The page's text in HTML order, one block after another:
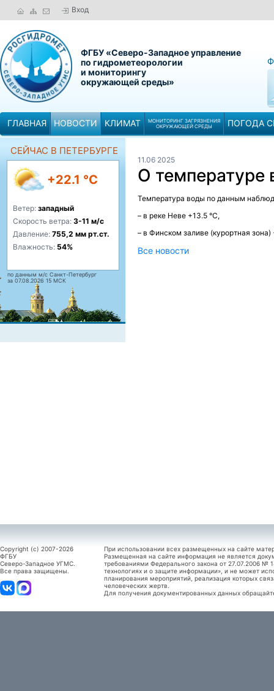
Вход
ФГБУ «Северо-Западное управление
по гидрометеорологии
и мониторингу
окружающей среды»
ГЛАВНАЯ НОВОСТИ КЛИМАТ
МОНИТОРИНГ ЗАГРЯЗНЕНИЯ
ОКРУЖАЮЩЕЙ СРЕДЫ
ПОГОДА
СЕЙЧАС В ПЕТЕРБУРГЕ
+22.1 °C
Ветер: западный
Скорость ветра: 3-11 м/с
Давление: 755,2 мм рт.ст.
Влажность: 54%
по данным м/с Санкт-Петербург
за 07.08.2026 15 МСК
11.06 2025
О температуре
Температура воды по данным
– в реке Неве +13.5 °C,
– в Финском заливе (курортная зона)
Все новости
Copyright (c) 2007-2026
ФГБУ
Северо-Западное УГМС.
Все права защищены.
При использовании всех размещенных на сайте
Размещенная на сайте информация не является
требованиями Федерального закона от 27.07.2006
технологиях и о защите информации», и не может
планирования мероприятий, реализация которых
человеческих жертв.
Для получения документированных данных